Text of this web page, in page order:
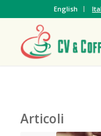
English
Articoli